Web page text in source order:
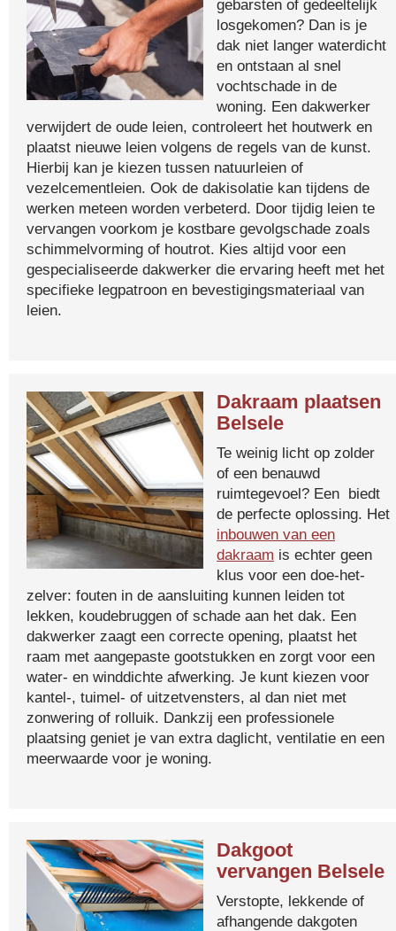
gebarsten of gedeeltelijk
losgekomen? Dan is je
dak niet langer waterdicht
en ontstaan al snel
vochtschade in de
woning. Een dakwerker
verwijdert de oude leien, controleert het houtwerk en
plaatst nieuwe leien volgens de regels van de kunst.
Hierbij kan je kiezen tussen natuurleien of
vezelcementleien. Ook de dakisolatie kan tijdens de
werken meteen worden verbeterd. Door tijdig leien te
vervangen voorkom je kostbare gevolgschade zoals
schimmelvorming of houtrot. Kies altijd voor een
gespecialiseerde dakwerker die ervaring heeft met het
specifieke legpatroon en bevestigingsmateriaal van
leien.
Dakraam plaatsen
Belsele
Te weinig licht op zolder
of een benauwd
ruimtegevoel? Een biedt
de perfecte oplossing. Het
inbouwen van een
dakraam is echter geen
klus voor een doe-het-
zelver: fouten in de aansluiting kunnen leiden tot
lekken, koudebruggen of schade aan het dak. Een
dakwerker zaagt een correcte opening, plaatst het
raam met aangepaste gootstukken en zorgt voor een
water- en winddichte afwerking. Je kunt kiezen voor
kantel-, tuimel- of uitzetvensters, al dan niet met
zonwering of rolluik. Dankzij een professionele
plaatsing geniet je van extra daglicht, ventilatie en een
meerwaarde voor je woning.
Dakgoot
vervangen Belsele
Verstopte, lekkende of
afhangende dakgoten